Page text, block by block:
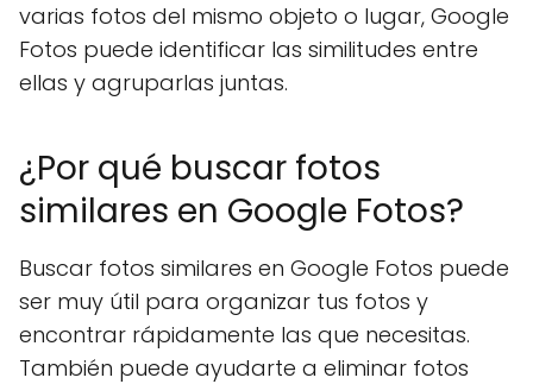
varias fotos del mismo objeto o lugar, Google
Fotos puede identificar las similitudes entre
ellas y agruparlas juntas.
¿Por qué buscar fotos
similares en Google Fotos?
Buscar fotos similares en Google Fotos puede
ser muy útil para organizar tus fotos y
encontrar rápidamente las que necesitas.
También puede ayudarte a eliminar fotos